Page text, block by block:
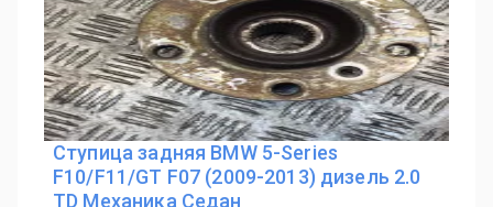
Ступица задняя BMW 5-Series
F10/F11/GT F07 (2009-2013) дизель 2.0
TD Механика Седан